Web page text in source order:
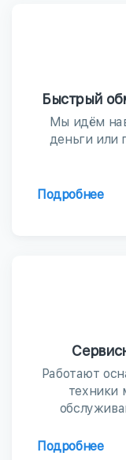
Быстрый
Мы идём
деньги или
Подробнее
Работают
техники
Подробнее